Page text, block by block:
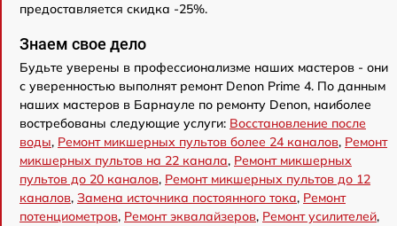
предоставляется скидка -25%.
Знаем свое дело
Будьте уверены в профессионализме наших мастеров - они
с уверенностью выполнят ремонт Denon Prime 4. По данным
наших мастеров в Барнауле по ремонту Denon, наиболее
востребованы следующие услуги: Восстановление после
воды, Ремонт микшерных пультов более 24 каналов, Ремонт
микшерных пультов на 22 канала, Ремонт микшерных
пультов до 20 каналов, Ремонт микшерных пультов до 12
каналов, Замена источника постоянного тока, Ремонт
потенциометров, Ремонт эквалайзеров, Ремонт усилителей,